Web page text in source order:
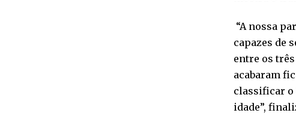
“A nossa
capazes de
entre os
acabaram
classificar o
idade”,